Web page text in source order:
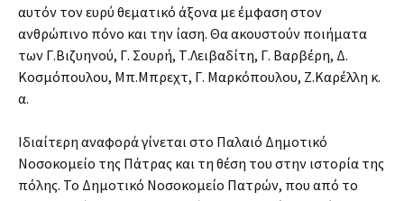
αυτόν τον ευρύ θεματικό άξονα με έμφαση στον
ανθρώπινο πόνο και την ίαση. Θα ακουστούν ποιήματα
των Γ.Βιζυηνού, Γ. Σουρή, Τ.Λειβαδίτη, Γ. Βαρβέρη, Δ.
Κοσμόπουλου, Μπ.Μπρεχτ, Γ. Μαρκόπουλου, Ζ.Καρέλλη κ.
α.
Ιδιαίτερη αναφορά γίνεται στο Παλαιό Δημοτικό
Νοσοκομείο της Πάτρας και τη θέση του στην ιστορία της
πόλης. Το Δημοτικό Νοσοκομείο Πατρών, που από το